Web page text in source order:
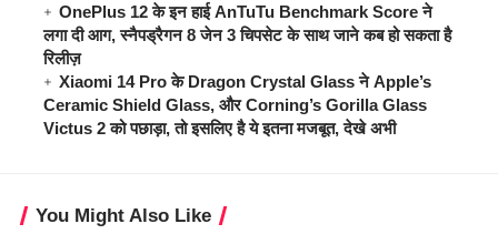
OnePlus 12 के इन हाई AnTuTu Benchmark Score ने
लगा दी आग, स्नैपड्रैगन 8 जेन 3 चिपसेट के साथ जाने कब हो सकता है
रिलीज़
Xiaomi 14 Pro के Dragon Crystal Glass ने Apple’s
Ceramic Shield Glass, और Corning’s Gorilla Glass
Victus 2 को पछाड़ा, तो इसलिए है ये इतना मजबूत, देखे अभी
You Might Also Like